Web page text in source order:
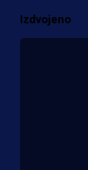
Izdvojeno